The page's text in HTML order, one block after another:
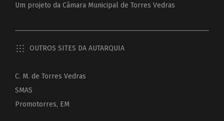
Um projeto da Câmara Municipal de Torres Vedras
OUTROS SITES DA AUTARQUIA
C. M. de Torres Vedras
SMAS
Promotorres, EM